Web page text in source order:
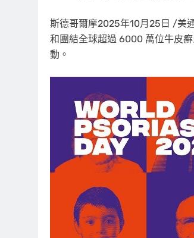
斯德哥爾摩2025年10月25日 /美
和團結全球超過 6000 萬位牛皮
動。